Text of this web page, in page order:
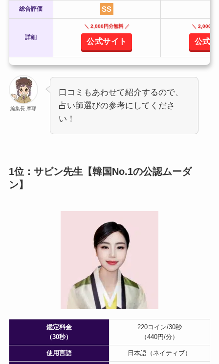
総合評価 SS
詳細
＼ 2,000円分無料 ／
公式サイト
＼ 2,000円
公式
編集長 摩耶
口コミもあわせて紹介するので、
占い師選びの参考にしてくださ
い！
1位：サビン先生【韓国No.1の公認ムーダ
ン】
鑑定料金
（30秒）
220コイン/30秒
（440円/分）
使用言語 日本語（ネイティブ）